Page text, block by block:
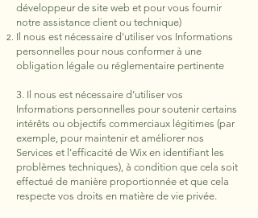
développeur de site web et pour vous fournir
notre assistance client ou technique)
Il nous est nécessaire d'utiliser vos Informations
personnelles pour nous conformer à une
obligation légale ou réglementaire pertinente
3. Il nous est nécessaire d’utiliser vos
Informations personnelles pour soutenir certains
intérêts ou objectifs commerciaux légitimes (par
exemple, pour maintenir et améliorer nos
Services et l'efficacité de Wix en identifiant les
problèmes techniques), à condition que cela soit
effectué de manière proportionnée et que cela
respecte vos droits en matière de vie privée.